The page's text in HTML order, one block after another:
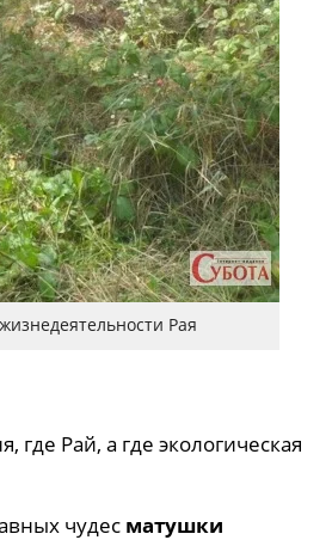
Рая
где Рай, а где экологическая
чудес матушки